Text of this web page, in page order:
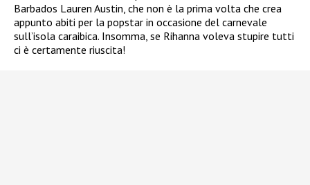
Barbados Lauren Austin, che non è la prima volta che crea
appunto abiti per la popstar in occasione del carnevale
sull’isola caraibica. Insomma, se Rihanna voleva stupire tutti
ci è certamente riuscita!